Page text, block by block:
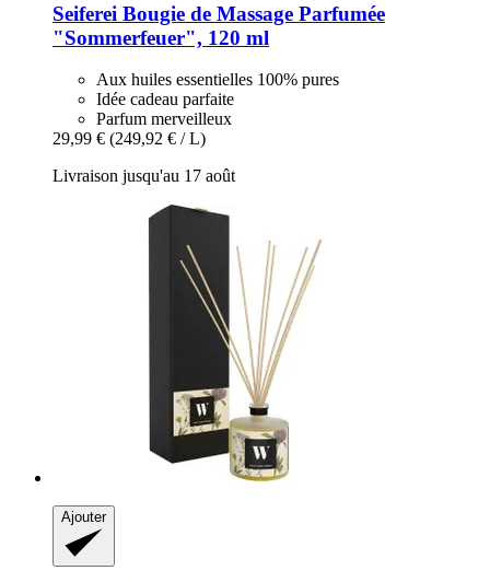
Seiferei Bougie de Massage Parfumée
"Sommerfeuer", 120 ml
Aux huiles essentielles 100% pures
Idée cadeau parfaite
Parfum merveilleux
29,99 € (249,92 € / L)
Livraison jusqu'au 17 août
Ajouter